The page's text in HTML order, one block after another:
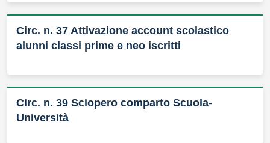
Circ. n. 37 Attivazione account scolastico
alunni classi prime e neo iscritti
Circ. n. 39 Sciopero comparto Scuola-
Università